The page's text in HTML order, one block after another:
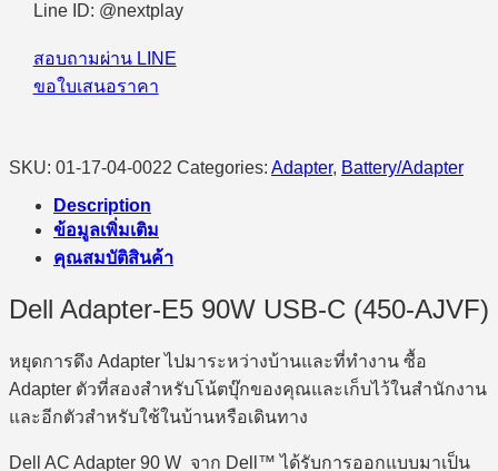
Line ID: @nextplay
สอบถามผ่าน LINE
ขอใบเสนอราคา
SKU: 01-17-04-0022 Categories: Adapter, Battery/Adapter
Description
ข้อมูลเพิ่มเติม
คุณสมบัติสินค้า
Dell Adapter-E5 90W USB-C (450-AJVF)
หยุดการดึง Adapter ไปมาระหว่างบ้านและที่ทำงาน ซื้อ
Adapter ตัวที่สองสำหรับโน้ตบุ๊กของคุณและเก็บไว้ในสำนักงาน
และอีกตัวสำหรับใช้ในบ้านหรือเดินทาง
Dell AC Adapter 90 W จาก Dell™ ได้รับการออกแบบมาเป็น